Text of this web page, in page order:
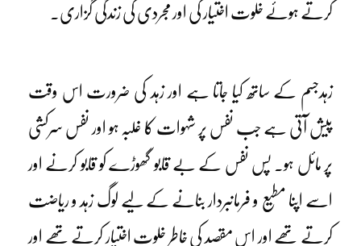
کرتے ہوئے خلوت اختیار کی اور مجردی کی زندگی گزاری۔
زہدجسم کے ساتھ کیا جاتا ہے اور زہد کی ضرورت اس وقت
پیش آتی ہے جب نفس پر شہوات کا غلبہ ہو اور نفس سرکشی
پر مائل ہو۔ پس نفس کے بے قابو گھوڑے کو قابو کرنے اور
اسے اپنا مطیع و فرمانبردار بنانے کے لیے لوگ زہد و ریاضت
کرتے تھے اور اس مقصد کی خاطر خلوت اختیار کرتے تھے اور